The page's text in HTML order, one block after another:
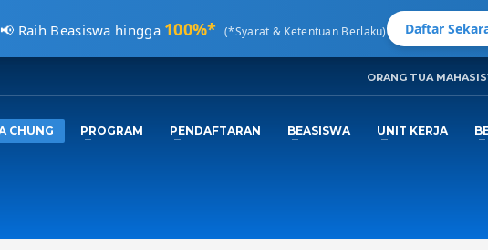
📢 Raih Beasiswa hingga 100%* (*Syarat & Ketentuan Berlaku) Daftar
2
ORANG TUA
CHUNG PROGRAM PENDAFTARAN BEASISWA UNIT KERJA